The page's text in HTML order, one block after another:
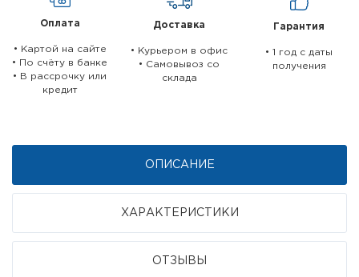
Оплата
• Картой на сайте
• По счёту в банке
• В рассрочку или
кредит
Доставка
• Курьером в офис
• Самовывоз со
склада
Гарантия
• 1 год c даты
получения
ОПИСАНИЕ
ХАРАКТЕРИСТИКИ
ОТЗЫВЫ